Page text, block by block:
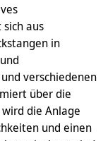
aus
in
verschiedenen
über die
die Anlage
und einen